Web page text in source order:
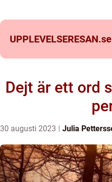
UPPLEVELSERESAN.se
Dejt är ett ord
30 augusti 2023 Julia